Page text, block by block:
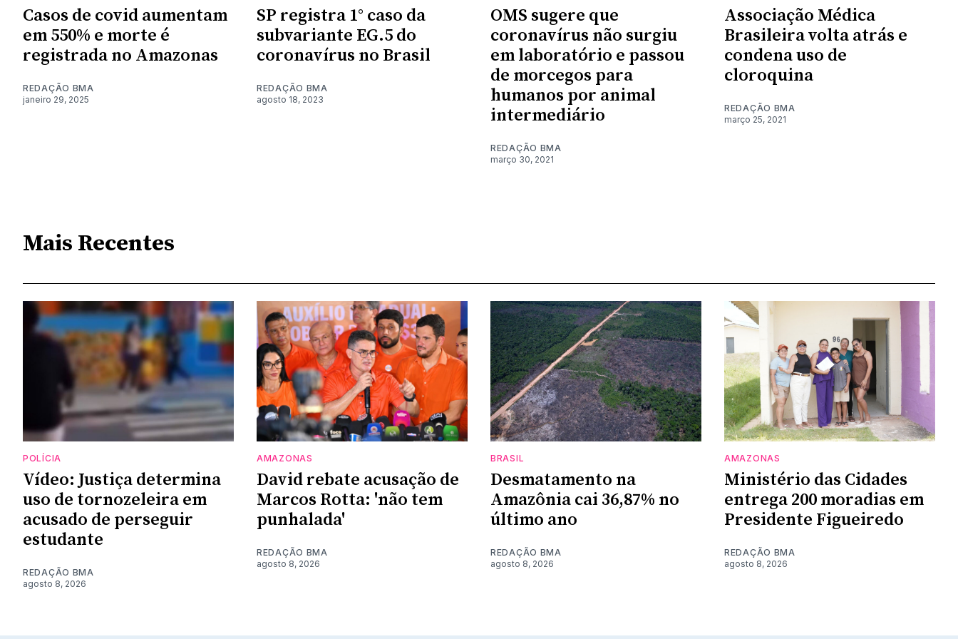
Casos de covid aumentam
em 550% e morte é
registrada no Amazonas
REDAÇÃO BMA
janeiro 29, 2025
SP registra 1° caso da
subvariante EG.5 do
coronavírus no Brasil
REDAÇÃO BMA
agosto 18, 2023
OMS sugere que
coronavírus não surgiu
em laboratório e passou
de morcegos para
humanos por animal
intermediário
REDAÇÃO BMA
março 30, 2021
Associação Médica
Brasileira volta atrás e
condena uso de
cloroquina
REDAÇÃO BMA
março 25, 2021
Mais Recentes
POLÍCIA
Vídeo: Justiça determina
uso de tornozeleira em
acusado de perseguir
estudante
REDAÇÃO BMA
agosto 8, 2026
AMAZONAS
David rebate acusação de
Marcos Rotta: 'não tem
punhalada'
REDAÇÃO BMA
agosto 8, 2026
BRASIL
Desmatamento na
Amazônia cai 36,87% no
último ano
REDAÇÃO BMA
agosto 8, 2026
AMAZONAS
Ministério das Cidades
entrega 200 moradias em
Presidente Figueiredo
REDAÇÃO BMA
agosto 8, 2026